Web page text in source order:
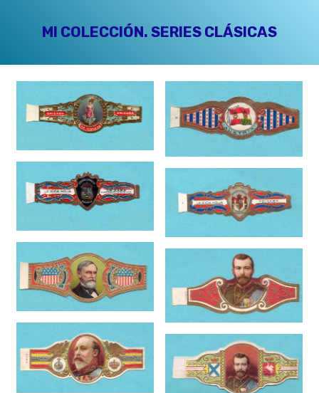
MI COLECCIÓN. SERIES CLÁSICAS